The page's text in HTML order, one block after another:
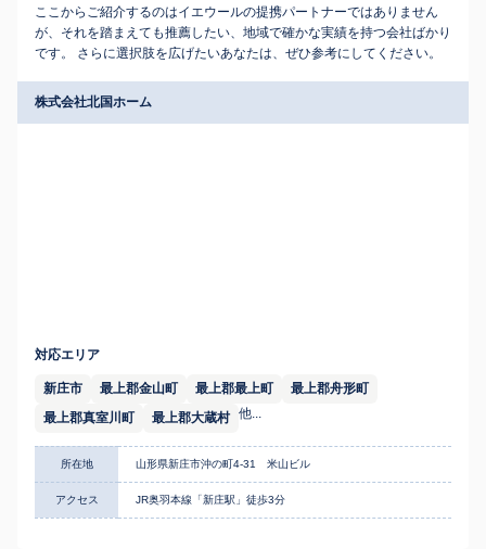
ここからご紹介するのはイエウールの提携パートナーではありません
が、それを踏まえても推薦したい、地域で確かな実績を持つ会社ばかり
です。 さらに選択肢を広げたいあなたは、ぜひ参考にしてください。
株式会社北国ホーム
対応エリア
新庄市 最上郡金山町 最上郡最上町
最上郡舟形町
最上郡真室川町
最上郡大蔵村 他...
所在地 山形県新庄市沖の町4-31 米山ビル
アクセス JR奥羽本線「新庄駅」徒歩3分